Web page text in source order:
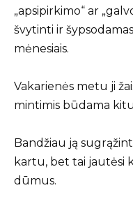
„apsipirkimo“ ar
švytinti ir
mėnesiais.
Vakarienės metu ji
mintimis būdama
Bandžiau ją
kartu, bet tai jautėsi
dūmus.